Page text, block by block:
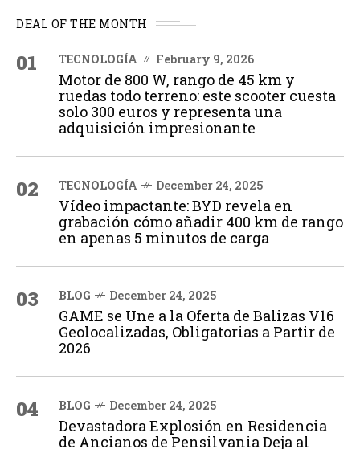
DEAL OF THE MONTH
01 TECNOLOGÍA February 9, 2026
Motor de 800 W, rango de 45 km y
ruedas todo terreno: este scooter cuesta
solo 300 euros y representa una
adquisición impresionante
02 TECNOLOGÍA December 24, 2025
Vídeo impactante: BYD revela en
grabación cómo añadir 400 km de rango
en apenas 5 minutos de carga
03 BLOG December 24, 2025
GAME se Une a la Oferta de Balizas V16
Geolocalizadas, Obligatorias a Partir de
2026
04 BLOG December 24, 2025
Devastadora Explosión en Residencia
de Ancianos de Pensilvania Deja al